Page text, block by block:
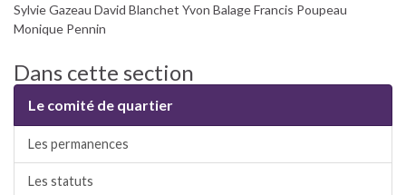
Sylvie Gazeau David Blanchet Yvon Balage Francis Poupeau
Monique Pennin
Dans cette section
Le comité de quartier
Les permanences
Les statuts